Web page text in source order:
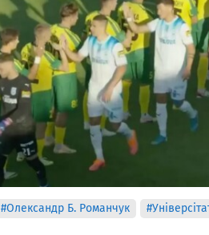
#Олександр Б. Романчук